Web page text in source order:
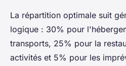
La répartition optimale suit
logique : 30% pour
transports, 25% pour la
activités et 5% pour les